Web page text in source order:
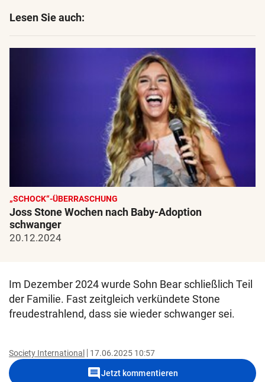
Lesen Sie auch:
„SCHOCK“-ÜBERRASCHUNG
Joss Stone Wochen nach Baby-Adoption
schwanger
20.12.2024
Im Dezember 2024 wurde Sohn Bear schließlich Teil
der Familie. Fast zeitgleich verkündete Stone
freudestrahlend, dass sie wieder schwanger sei.
Society International 17.06.2025 10:57
commentJetzt kommentieren